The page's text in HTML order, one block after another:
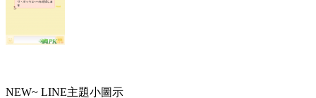
NEW~ LINE主題小圖示